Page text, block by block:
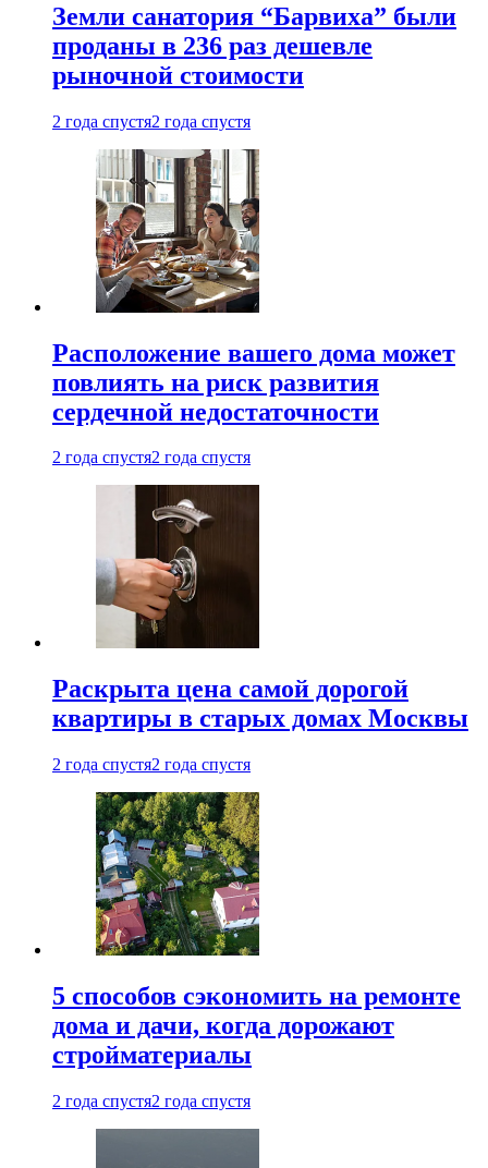
Земли санатория “Барвиха” были
проданы в 236 раз дешевле
рыночной стоимости
2 года спустя2 года спустя
Расположение вашего дома может
повлиять на риск развития
сердечной недостаточности
2 года спустя2 года спустя
Раскрыта цена самой дорогой
квартиры в старых домах Москвы
2 года спустя2 года спустя
5 способов сэкономить на ремонте
дома и дачи, когда дорожают
стройматериалы
2 года спустя2 года спустя